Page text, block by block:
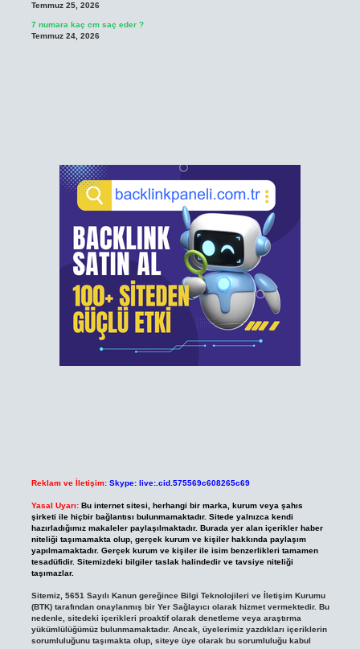
Temmuz 25, 2026
7 numara kaç cm saç eder ?
Temmuz 24, 2026
Reklam ve İletişim: Skype: live:.cid.575569c608265c69
Yasal Uyarı: Bu internet sitesi, herhangi bir marka, kurum veya şahıs
şirketi ile hiçbir bağlantısı bulunmamaktadır. Sitede yalnızca kendi
hazırladığımız makaleler paylaşılmaktadır. Burada yer alan içerikler haber
niteliği taşımamakta olup, gerçek kurum ve kişiler hakkında paylaşım
yapılmamaktadır. Gerçek kurum ve kişiler ile isim benzerlikleri tamamen
tesadüfidir. Sitemizdeki bilgiler taslak halindedir ve tavsiye niteliği
taşımazlar.
Sitemiz, 5651 Sayılı Kanun gereğince Bilgi Teknolojileri ve İletişim Kurumu
(BTK) tarafından onaylanmış bir Yer Sağlayıcı olarak hizmet vermektedir. Bu
nedenle, sitedeki içerikleri proaktif olarak denetleme veya araştırma
yükümlülüğümüz bulunmamaktadır. Ancak, üyelerimiz yazdıkları içeriklerin
sorumluluğunu taşımakta olup, siteye üye olarak bu sorumluluğu kabul